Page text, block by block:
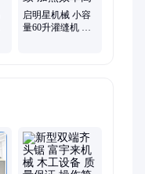
启明星机械 小容
量60升灌缝机 桥